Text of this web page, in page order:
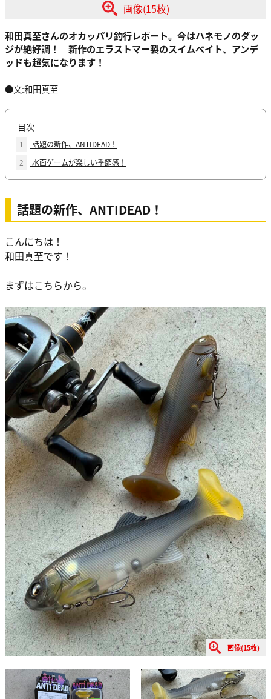
画像(15枚)
和田真至さんのオカッパリ釣行レポート。今はハネモノのダッ
ジが絶好調！ 新作のエラストマー製のスイムベイト、アンデ
ッドも超気になります！
●文:和田真至
目次
1
話題の新作、ANTIDEAD！
2
水面ゲームが楽しい季節感！
話題の新作、ANTIDEAD！
こんにちは！
和田真至です！
まずはこちらから。
画像(15枚)